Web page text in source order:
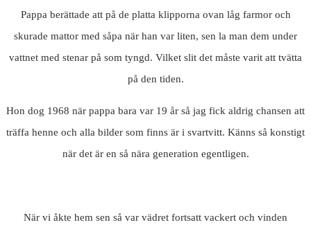
Pappa berättade att på de platta klipporna ovan låg farmor och
skurade mattor med såpa när han var liten, sen la man dem under
vattnet med stenar på som tyngd. Vilket slit det måste varit att tvätta
på den tiden.
Hon dog 1968 när pappa bara var 19 år så jag fick aldrig chansen att
träffa henne och alla bilder som finns är i svartvitt. Känns så konstigt
när det är en så nära generation egentligen.
När vi åkte hem sen så var vädret fortsatt vackert och vinden